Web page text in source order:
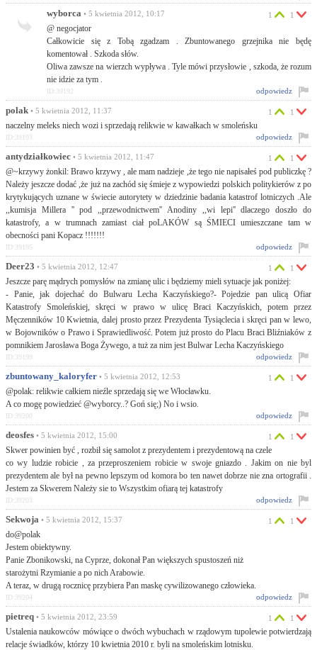
wyborca • 5 kwietnia 2012, 10:17
@ negocjator
Całkowicie się z Tobą zgadzam . Zbuntowanego grzejnika nie będę
komentował . Szkoda słów.
Oliwa zawsze na wierzch wypływa . Tyle mówi przysłowie , szkoda, że rozum
nie idzie za tym .
1 1
odpowiedz
ID:39192
polak • 5 kwietnia 2012, 11:37
naczelny meleks niech wozi i sprzedają relikwie w kawałkach w smoleńsku
1 1
odpowiedz
ID:39193
antydziałkowiec • 5 kwietnia 2012, 11:47
@~krzywy żonkil: Brawo krzywy , ale mam nadzieje ,że tego nie napisałeś pod publiczkę ?
Należy jeszcze dodać ,że już na zachód się śmieje z wypowiedzi polskich politykierów z po
krytykujących uznane w świecie autorytety w dziedzinie badania katastrof lotniczych .Ale
,,kumisja Millera '' pod ,,przewodnictwem'' Anodiny ,,wi lepi'' dlaczego doszło do
katastrofy, a w trumnach zamiast ciał poLAKÓW są ŚMIECI umieszczane tam w
obecności pani Kopacz !!!!!!!
1 1
odpowiedz
ID:39195
Deer23 • 5 kwietnia 2012, 12:47
Jeszcze parę mądrych pomysłów na zmianę ulic i będziemy mieli sytuacje jak poniżej:
- Panie, jak dojechać do Bulwaru Lecha Kaczyńskiego?- Pojedzie pan ulicą Ofiar
Katastrofy Smoleńskiej, skręci w prawo w ulicę Braci Kaczyńskich, potem przez
Męczenników 10 Kwietnia, dalej prosto przez Prezydenta Tysiąclecia i skręci pan w lewo,
w Bojowników o Prawo i Sprawiedliwość. Potem już prosto do Placu Braci Bliźniaków z
pomnikiem Jarosława Boga Żywego, a tuż za nim jest Bulwar Lecha Kaczyńskiego
1 1
odpowiedz
ID:39199
zbuntowany_kaloryfer • 5 kwietnia 2012, 12:53
@polak: relikwie całkiem nieźle sprzedają się we Włocławku.
A co mogę powiedzieć @wyborcy..? Goń się;) No i wsio.
1 1
odpowiedz
ID:39200
deosfes • 5 kwietnia 2012, 15:00
Skwer powinien być , rozbił się samolot z prezydentem i prezydentową na czele
co wy ludzie robicie , za przeproszeniem robicie w swoje gniazdo . Jakim on nie byl
prezydentem ale był na pewno lepszym od komora bo ten nawet dobrze nie zna ortografii .
Jestem za Skwerem Należy sie to Wszystkim ofiarą tej katastrofy
1 1
odpowiedz
ID:39203
Sekwoja • 5 kwietnia 2012, 15:37
do@polak
Jestem obiektywny.
Panie Zbonikowski, na Cyprze, dokonał Pan większych spustoszeń niż
starożytni Rzymianie a po nich Arabowie.
A teraz, w drugą rocznicę przybiera Pan maskę cywilizowanego człowieka.
1 1
odpowiedz
ID:39204
pietreq • 5 kwietnia 2012, 23:59
Ustalenia naukowców mówiące o dwóch wybuchach w rządowym tupolewie potwierdzają
relacje świadków, którzy 10 kwietnia 2010 r. byli na smoleńskim lotnisku.
1 1